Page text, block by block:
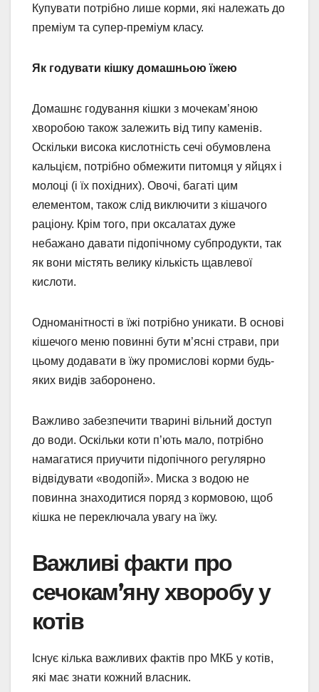
Купувати потрібно лише корми, які належать до
преміум та супер-преміум класу.
Як годувати кішку домашньою їжею
Домашнє годування кішки з мочекам’яною
хворобою також залежить від типу каменів.
Оскільки висока кислотність сечі обумовлена
кальцієм, потрібно обмежити питомця у яйцях і
молоці (і їх похідних). Овочі, багаті цим
елементом, також слід виключити з кішачого
раціону. Крім того, при оксалатах дуже
небажано давати підопічному субпродукти, так
як вони містять велику кількість щавлевої
кислоти.
Одноманітності в їжі потрібно уникати. В основі
кішечого меню повинні бути м’ясні страви, при
цьому додавати в їжу промислові корми будь-
яких видів заборонено.
Важливо забезпечити тварині вільний доступ
до води. Оскільки коти п’ють мало, потрібно
намагатися приучити підопічного регулярно
відвідувати «водопій». Миска з водою не
повинна знаходитися поряд з кормовою, щоб
кішка не переключала увагу на їжу.
Важливі факти про
сечокам’яну хворобу у
котів
Існує кілька важливих фактів про МКБ у котів,
які має знати кожний власник.